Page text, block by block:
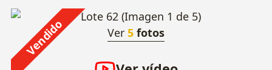
Vendido Ver 5 fotos